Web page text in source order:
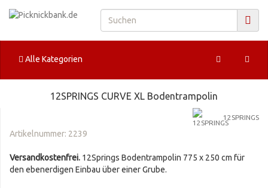
Alle Kategorien
12SPRINGS CURVE XL Bodentrampolin
12SPRINGS
Artikelnummer: 2239
Versandkostenfrei. 12Springs Bodentrampolin 775 x 250 cm für
den ebenerdigen Einbau über einer Grube.